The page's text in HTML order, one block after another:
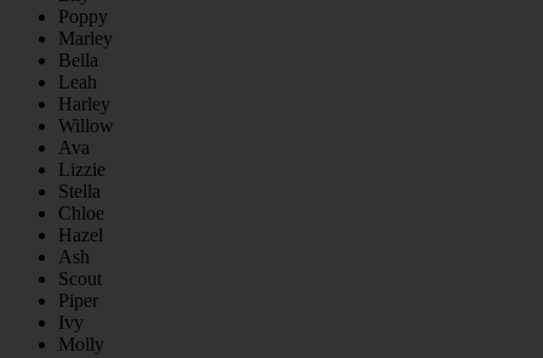
Poppy
Marley
Bella
Leah
Harley
Willow
Ava
Lizzie
Stella
Chloe
Hazel
Ash
Scout
Piper
Ivy
Molly